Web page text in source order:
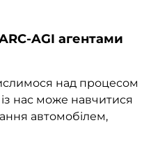
AGI агентами
над процесом
нас може навчитися
автомобілем,